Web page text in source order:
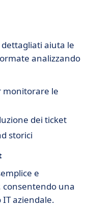
aiuta le
analizzando
monitorare le
dei ticket
storici
e
consentendo una
aziendale.